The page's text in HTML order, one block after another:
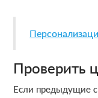
Проверить
Если предыдущие